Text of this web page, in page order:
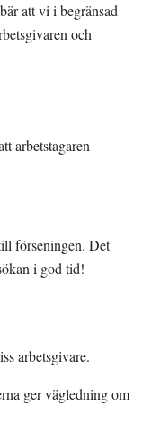
att vi i begränsad
och
arbetstagaren
förseningen. Det
i god tid!
arbetsgivare.
ger vägledning om